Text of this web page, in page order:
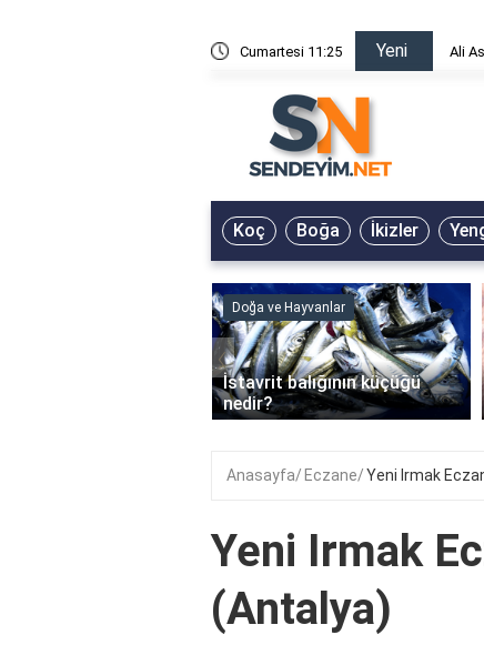
Cumartesi 11:25 Yeni Ali
Koç Boğa İkizler
Doğa ve Hayvanlar
İstavrit balığının küçüğü
nedir?
‹
Anasayfa Eczane Yeni Irmak
Yeni Irmak
(Antalya)